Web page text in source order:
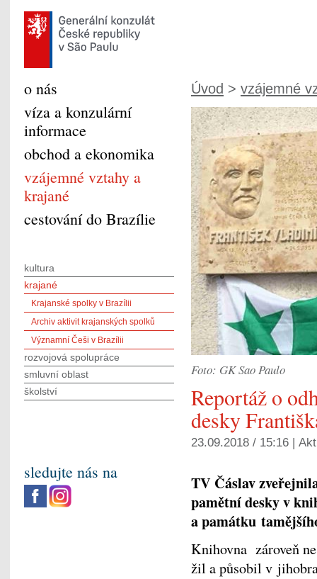
Úvod > vzájemné
Foto: GK Sao Paulo
Reportáž o
desky
23.09.2018 / 15:16 |
TV Čáslav
pamětní desky v
a památku
Knihovna zároveň
žil a působil v
o nás
víza a konzulární
informace
obchod a ekonomika
vzájemné vztahy a
krajané
cestování do Brazílie
kultura
krajané
Krajanské spolky v Brazílii
Archiv aktivit krajanských spolků
Významní Češi v Brazílii
rozvojová spolupráce
smluvní oblast
školství
sledujte nás na